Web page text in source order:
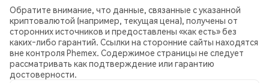
Обратите внимание, что данные, связанные с указанной
криптовалютой (например, текущая цена), получены от
сторонних источников и предоставлены «как есть» без
каких‑либо гарантий. Ссылки на сторонние сайты находятся
вне контроля Phemex. Содержимое страницы не следует
рассматривать как подтверждение или гарантию
достоверности.